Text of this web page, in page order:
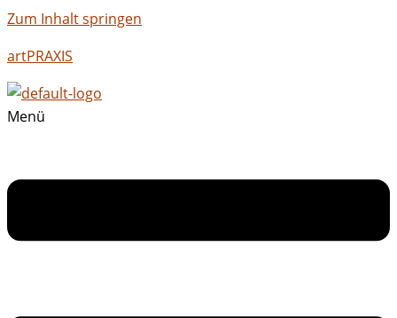
Zum Inhalt springen
artPRAXIS
Menü